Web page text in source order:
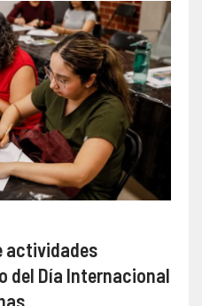
actividades
del Día Internacional